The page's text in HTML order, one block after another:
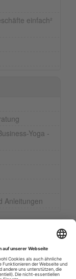
einfach²
Yoga -
Anleitungen